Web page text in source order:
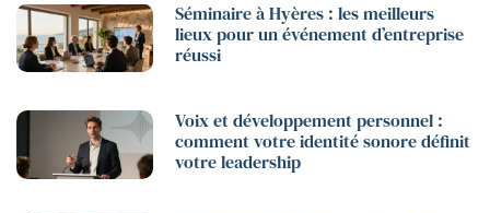
Séminaire à Hyères : les meilleurs
lieux pour un événement d’entreprise
réussi
Voix et développement personnel :
comment votre identité sonore définit
votre leadership